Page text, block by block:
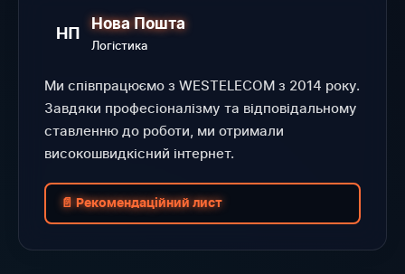
НП
Нова Пошта
Логістика
Ми співпрацюємо з WESTELECOM з 2014 року.
Завдяки професіоналізму та відповідальному
ставленню до роботи, ми отримали
високошвидкісний інтернет.
📄 Рекомендаційний лист